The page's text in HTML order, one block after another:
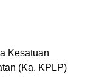
Kesatuan
(Ka. KPLP)